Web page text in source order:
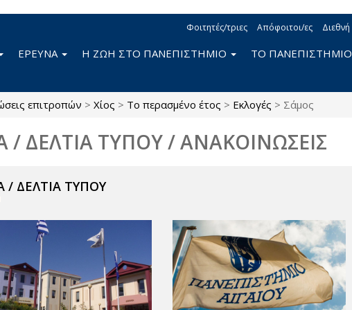
Φοιτητές/τριες Απόφοιτοι/ες Διεθνή
ΕΡΕΥΝΑ Η ΖΩΗ ΣΤΟ ΠΑΝΕΠΙΣΤΗΜΙΟ ΤΟ ΠΑΝΕΠΙΣΤΗΜΙΟ
επιτροπών > Χίος > Το περασμένο έτος > Εκλογές > Σάμος
/ ΔΕΛΤΙΑ ΤΥΠΟΥ / ΑΝΑΚΟΙΝΩΣΕΙΣ
/ ΔΕΛΤΙΑ ΤΥΠΟΥ